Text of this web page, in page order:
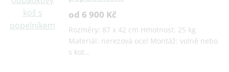
od 6 900 Kč
Rozměry: 87 x 42 cm Hmotnost: 25 kg
Materiál: nerezová ocel Montáž: volně nebo
s kot…